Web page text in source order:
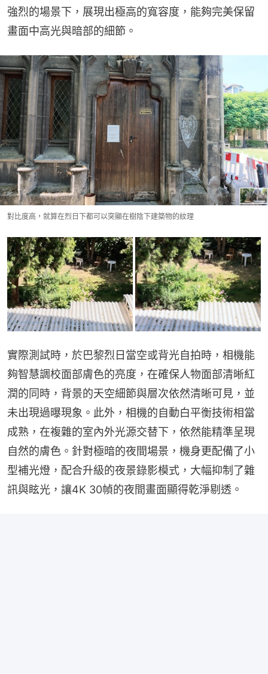
強烈的場景下，展現出極高的寬容度，能夠完美保留
畫面中高光與暗部的細節。
對比度高，就算在烈日下都可以突顯在樹陰下建築物的紋理
實際測試時，於巴黎烈日當空或背光自拍時，相機能
夠智慧調校面部膚色的亮度，在確保人物面部清晰紅
潤的同時，背景的天空細節與層次依然清晰可見，並
未出現過曝現象。此外，相機的自動白平衡技術相當
成熟，在複雜的室內外光源交替下，依然能精準呈現
自然的膚色。針對極暗的夜間場景，機身更配備了小
型補光燈，配合升級的夜景錄影模式，大幅抑制了雜
訊與眩光，讓4K 30幀的夜間畫面顯得乾淨剔透。